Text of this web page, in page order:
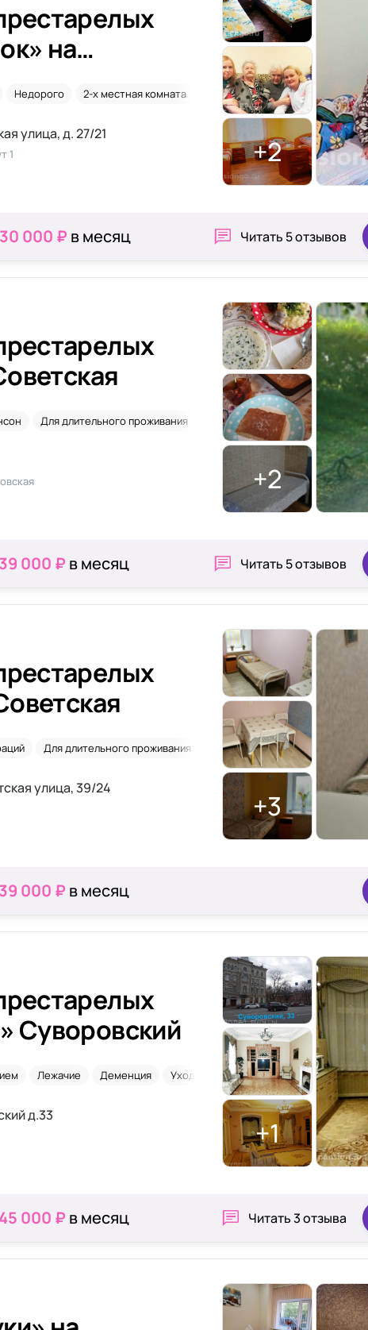
на
Недорого 2-х местная комната Онкология
улица, д. 27/21
1 +2
000 ₽ в месяц Читать 5 отзывов
Для длительного проживания После перелома шейки бедра
+2
000 ₽ в месяц Читать 5 отзывов
Для длительного проживания Одноместное размещение
улица, 39/24
+3
000 ₽ в месяц
Суворовский
Лежачие Деменция Уход 24/7
д.33
+1
000 ₽ в месяц Читать3 отзыва